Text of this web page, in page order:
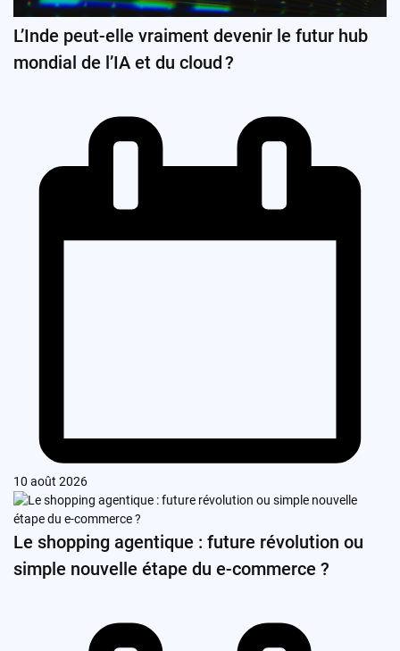
L’Inde peut-elle vraiment devenir le futur hub
mondial de l’IA et du cloud ?
10 août 2026
Le shopping agentique : future révolution ou
simple nouvelle étape du e-commerce ?